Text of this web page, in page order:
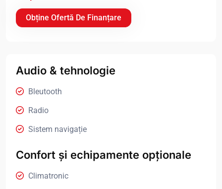
Obține Ofertă De Finanțare
Audio & tehnologie
Bleutooth
Radio
Sistem navigație
Confort și echipamente opționale
Climatronic